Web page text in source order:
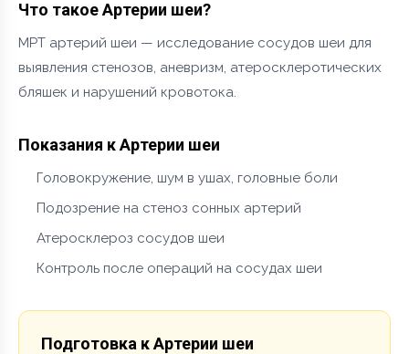
Что такое Артерии шеи?
МРТ артерий шеи — исследование сосудов шеи для
выявления стенозов, аневризм, атеросклеротических
бляшек и нарушений кровотока.
Показания к Артерии шеи
Головокружение, шум в ушах, головные боли
Подозрение на стеноз сонных артерий
Атеросклероз сосудов шеи
Контроль после операций на сосудах шеи
Подготовка к Артерии шеи